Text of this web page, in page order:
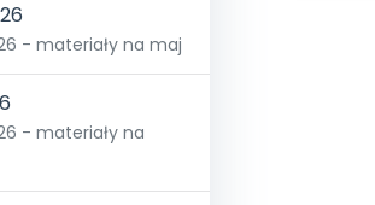
- materiały na maj
- materiały na